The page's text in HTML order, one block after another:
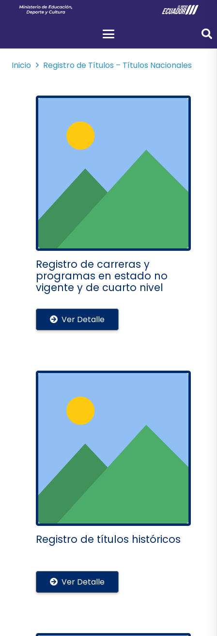
Inicio Registro de Títulos – Títulos Nacionales
Registro de carreras y
programas en estado no
vigente y de cuarto nivel
Ver Detalle
Registro de títulos históricos
Ver Detalle